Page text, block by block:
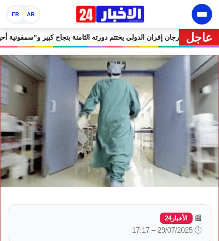
AR
FR
عاجلقبل معركة مجلس الأمن 🔥 مهرجان إفران الدولي يختتم دورته
📰 الأخبار24
🕒 29/07/2025 – 17:17